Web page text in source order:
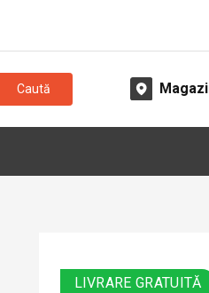
Caută
LIVRARE GRATUITĂ